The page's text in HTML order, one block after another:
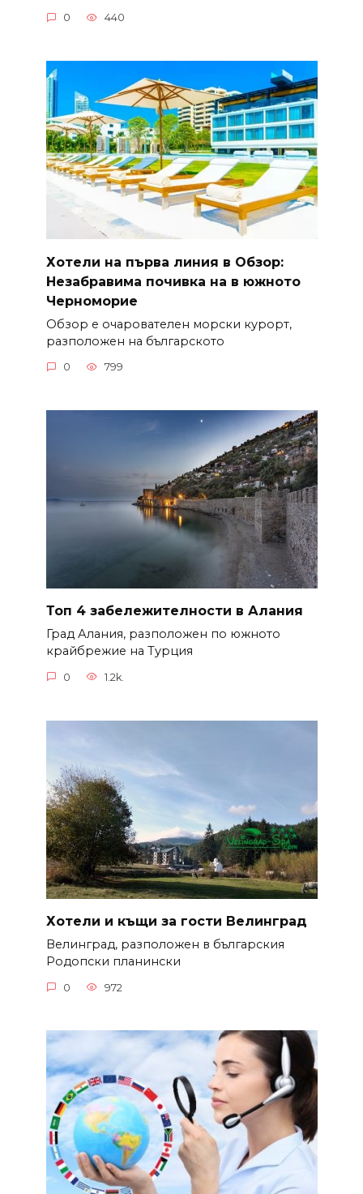
0 440
Хотели на първа линия в Обзор:
Незабравима почивка на в южното
Черноморие
Обзор е очарователен морски курорт,
разположен на българското
0 799
Топ 4 забележителности в Алания
Град Алания, разположен по южното
крайбрежие на Турция
0 1.2k.
Хотели и къщи за гости Велинград
Велинград, разположен в българския
Родопски планински
0 972